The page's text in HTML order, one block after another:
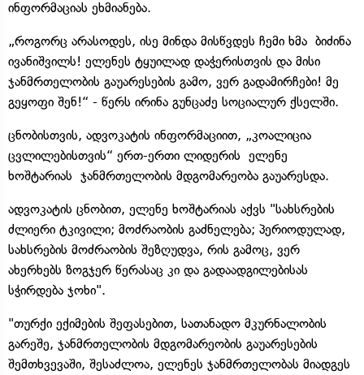
ინფორმაციას ეხმიანება.
„როგორც არასოდეს, ისე მინდა მისწვდეს ჩემი ხმა ბიძინა
ივანიშვილს! ელენეს ტყუილად დაჭერისთვის და მისი
ჯანმრთელობის გაუარესების გამო, ვერ გადამირჩები! მე
გეყოფი შენ!“ - წერს ირინა გუნცაძე სოციალურ ქსელში.
ცნობისთვის, ადვოკატის ინფორმაციით, „კოალიცია
ცვლილებისთვის“ ერთ-ერთი ლიდერის ელენე
ხოშტარიას ჯანმრთელობის მდგომარეობა გაუარესდა.
ადვოკატის ცნობით, ელენე ხოშტარიას აქვს "სახსრების
ძლიერი ტკივილი; მოძრაობის გაძნელება; პერიოდულად,
სახსრების მოძრაობის შეზღუდვა, რის გამოც, ვერ
ახერხებს ზოგჯერ წერასაც კი და გადაადგილებისას
სჭირდება ჯოხი".
"თურქი ექიმების შეფასებით, სათანადო მკურნალობის
გარეშე, ჯანმრთელობის მდგომარეობის გაუარესების
შემთხვევაში, შესაძლოა, ელენეს ჯანმრთელობას მიადგეს